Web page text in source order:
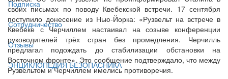
Подписка
Сотрудничество
Отзывы
ЭНЦИКЛОПЕДИЯ БЕЗОПАСНИКА
своих письмах по поводу Квебекской встречи. 17 сентября
поступило донесение из Нью-Йорка: «Рузвельт на встрече в
Квебеке с Черчиллем настаивал на созыве конференции
руководителей трёх стран без промедления. Черчилль
предлагал подождать до стабилизации обстановки на
Восточном фронте». Это сообщение подтверждало, что между
Рузвельтом и Черчиллем имелись противоречия.